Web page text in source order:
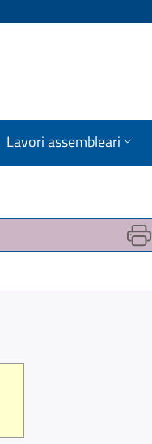
Lavori assembleari